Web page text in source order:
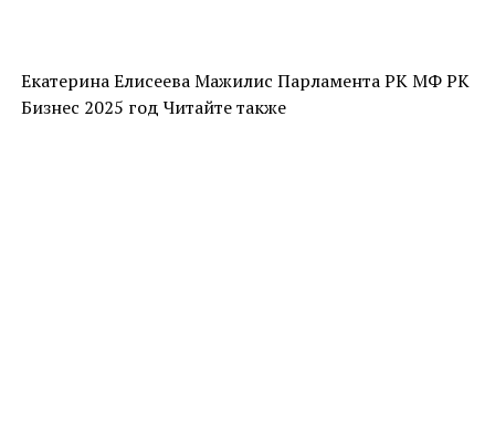
Екатерина Елисеева Мажилис Парламента РК МФ РК
Бизнес 2025 год Читайте также